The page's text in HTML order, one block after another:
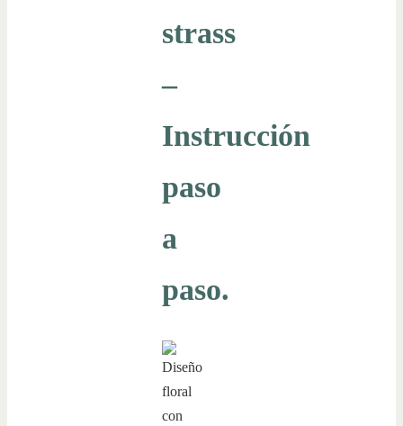
strass
–
Instrucción
paso
a
paso.